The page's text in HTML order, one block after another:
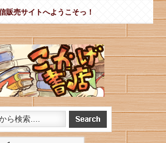
販売サイトへようこそっ！